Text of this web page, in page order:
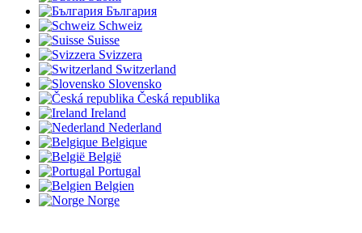
България
Schweiz
Suisse
Svizzera
Switzerland
Slovensko
Česká republika
Ireland
Nederland
Belgique
België
Portugal
Belgien
Norge